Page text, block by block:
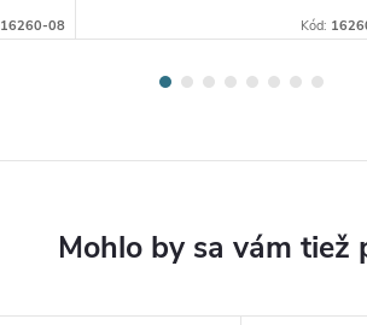
16260-08 Kód: